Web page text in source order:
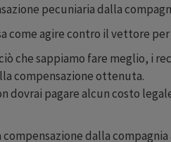
pecuniaria dalla
come agire contro il vettore
che sappiamo fare meglio, i
compensazione ottenuta.
dovrai pagare alcun costo
dalla compagnia